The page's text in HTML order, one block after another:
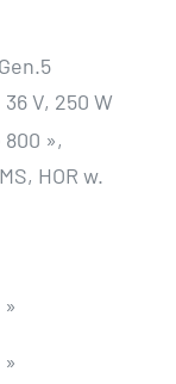
V, 250 W
»,
HOR w.